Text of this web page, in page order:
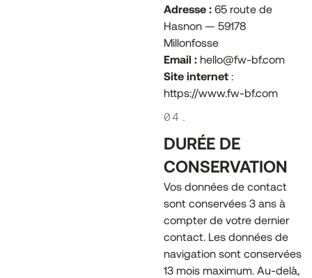
Adresse : 65 route de
Hasnon — 59178
Millonfosse
Email : hello@fw-bf.com
Site internet :
https://www.fw-bf.com
04.
DURÉE DE
CONSERVATION
Vos données de contact
sont conservées 3 ans à
compter de votre dernier
contact. Les données de
navigation sont conservées
13 mois maximum. Au-delà,